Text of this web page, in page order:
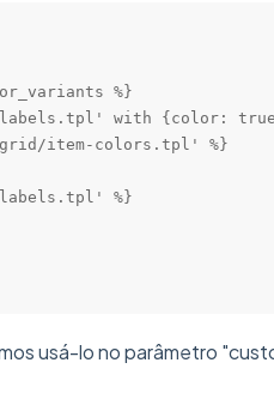
%}
with {color:
item-colors.tpl' %}
%}
usá-lo no parâmetro